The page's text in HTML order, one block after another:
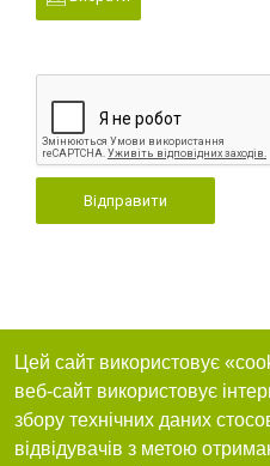
Відправити
Цей сайт використовує
веб-сайт використовує
збору технічних даних
відвідувачів з метою